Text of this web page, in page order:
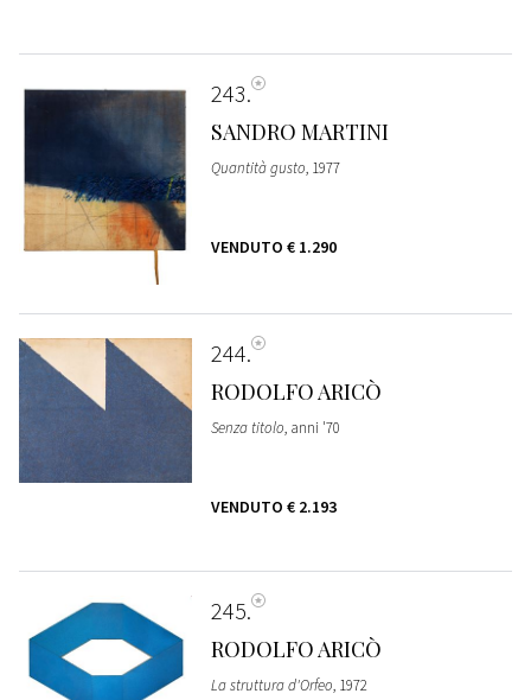
243
SANDRO MARTINI
Quantità gusto, 1977
VENDUTO € 1.290
244
RODOLFO ARICÒ
Senza titolo, anni '70
VENDUTO € 2.193
245
RODOLFO ARICÒ
La struttura d'Orfeo, 1972